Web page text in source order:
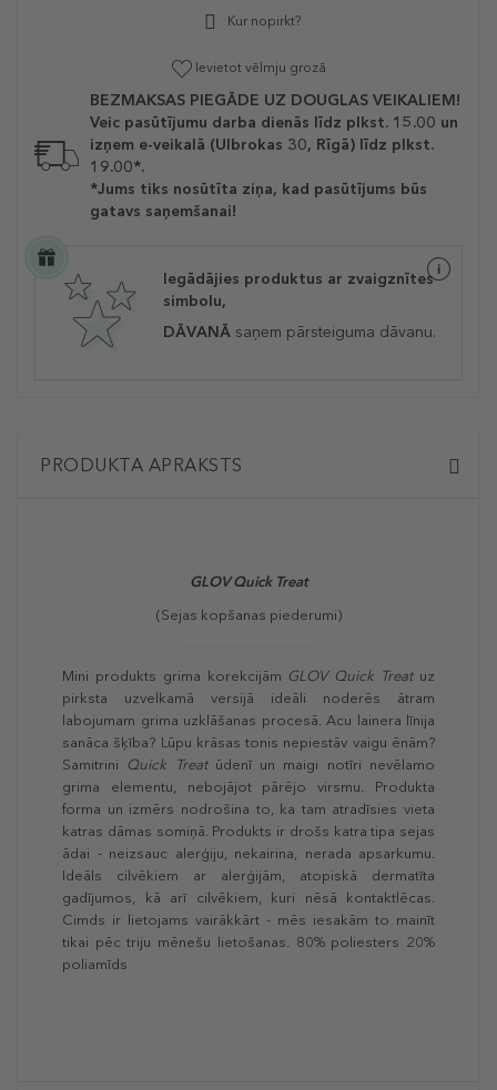
Kur nopirkt?
Ievietot vēlmju grozā
BEZMAKSAS PIEGĀDE UZ DOUGLAS VEIKALIEM!
Veic pasūtījumu darba dienās līdz plkst. 15.00 un
izņem e-veikalā (Ulbrokas 30, Rīgā) līdz plkst.
19.00*.
*Jums tiks nosūtīta ziņa, kad pasūtījums būs
gatavs saņemšanai!
Iegādājies produktus ar zvaigznītes
simbolu,
DĀVANĀ saņem pārsteiguma dāvanu.
PRODUKTA APRAKSTS
GLOVQuick Treat
(Sejas kopšanas piederumi)
Mini produkts grima korekcijām GLOV Quick Treatuz
pirksta uzvelkamā versijā ideāli noderēs ātram
labojumam grima uzklāšanas procesā. Acu lainera līnija
sanāca šķība? Lūpu krāsas tonis nepiestāv vaigu ēnām?
Samitrini
Quick Treatūdenī un maigi notīri nevēlamo
grima elementu, nebojājot pārējo virsmu. Produkta
forma un izmērs nodrošina to, ka tam atradīsies vieta
katras dāmas somiņā. Produkts ir drošs katra tipa sejas
ādai - neizsauc alerģiju, nekairina, nerada apsarkumu.
Ideāls cilvēkiem ar alerģijām, atopiskā dermatīta
gadījumos, kā arī cilvēkiem, kuri nēsā kontaktlēcas.
Cimds ir lietojams vairākkārt - mēs iesakām to mainīt
tikai pēc triju mēnešu lietošanas. 80% poliesters 20%
poliamīds